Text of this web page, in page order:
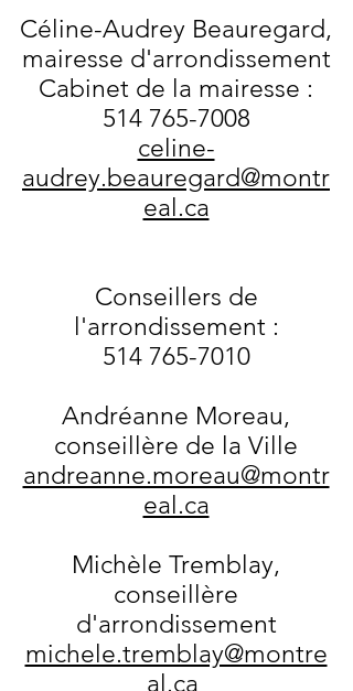
Céline-Audrey Beauregard,
mairesse d'arrondissement
Cabinet de la mairesse :
514 765-7008
celine-
audrey.beauregard@montr
eal.ca
Conseillers de
l'arrondissement :
514 765-7010
Andréanne Moreau,
conseillère de la Ville
andreanne.moreau@montr
eal.ca
Michèle Tremblay,
conseillère
d'arrondissement
michele.tremblay@montre
al.ca